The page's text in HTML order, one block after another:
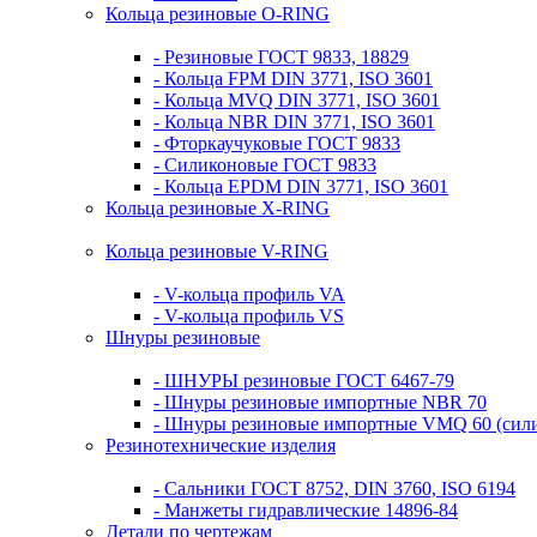
Кольца резиновые O-RING
- Резиновые ГОСТ 9833, 18829
- Кольца FPM DIN 3771, ISO 3601
- Кольца MVQ DIN 3771, ISO 3601
- Кольца NBR DIN 3771, ISO 3601
- Фторкаучуковые ГОСТ 9833
- Силиконовые ГОСТ 9833
- Кольца EPDM DIN 3771, ISO 3601
Кольца резиновые Х-RING
Кольца резиновые V-RING
- V-кольца профиль VA
- V-кольца профиль VS
Шнуры резиновые
- ШНУРЫ резиновые ГОСТ 6467-79
- Шнуры резиновые импортные NBR 70
- Шнуры резиновые импортные VMQ 60
Резинотехнические изделия
- Сальники ГОСТ 8752, DIN 3760, ISO 6194
- Манжеты гидравлические 14896-84
Детали по чертежам